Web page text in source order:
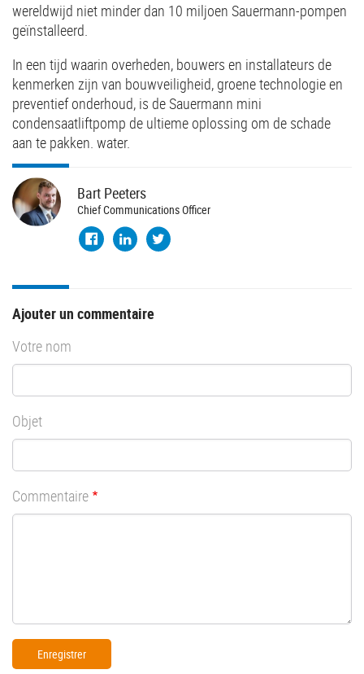
wereldwijd niet minder dan 10 miljoen Sauermann-pompen
geïnstalleerd.
In een tijd waarin overheden, bouwers en installateurs de
kenmerken zijn van bouwveiligheid, groene technologie en
preventief onderhoud, is de Sauermann mini
condensaatliftpomp de ultieme oplossing om de schade
aan te pakken. water.
Bart Peeters
Chief Communications Officer
Ajouter un commentaire
Votre nom
Objet
Commentaire